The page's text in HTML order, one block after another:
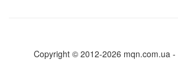
Copyright © 2012-2026 mqn.com.ua -